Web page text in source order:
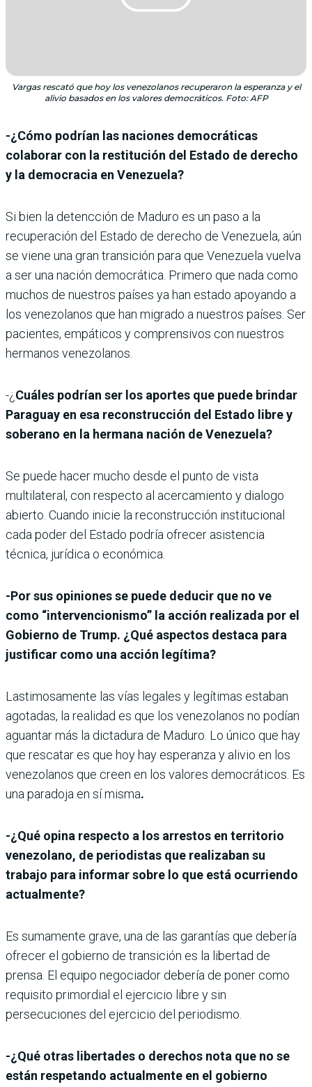
Vargas rescató que hoy los venezolanos recuperaron la esperanza y el
alivio basados en los valores democráticos. Foto: AFP
-¿Cómo podrían las naciones democráticas
colaborar con la restitución del Estado de derecho
y la democracia en Venezuela?
Si bien la detencción de Maduro es un paso a la
recuperación del Estado de derecho de Venezuela, aún
se viene una gran transición para que Venezuela vuelva
a ser una nación democrática. Primero que nada como
muchos de nuestros países ya han estado apoyando a
los venezolanos que han migrado a nuestros países. Ser
pacientes, empáticos y comprensivos con nuestros
hermanos venezolanos.
-¿ Cuáles podrían ser los aportes que puede brindar
Paraguay en esa reconstrucción del Estado libre y
soberano en la hermana nación de Venezuela?
Se puede hacer mucho desde el punto de vista
multilateral, con respecto al acercamiento y dialogo
abierto. Cuando inicie la reconstrucción institucional
cada poder del Estado podría ofrecer asistencia
técnica, jurídica o económica.
-Por sus opiniones se puede deducir que no ve
como “intervencionismo” la acción realizada por el
Gobierno de Trump. ¿Qué aspectos destaca para
justificar como una acción legítima?
Lastimosamente las vías legales y legítimas estaban
agotadas, la realidad es que los venezolanos no podían
aguantar más la dictadura de Maduro. Lo único que hay
que rescatar es que hoy hay esperanza y alivio en los
venezolanos que creen en los valores democráticos. Es
una paradoja en sí misma.
-¿Qué opina respecto a los arrestos en territorio
venezolano, de periodistas que realizaban su
trabajo para informar sobre lo que está ocurriendo
actualmente?
Es sumamente grave, una de las garantías que debería
ofrecer el gobierno de transición es la libertad de
prensa. El equipo negociador debería de poner como
requisito primordial el ejercicio libre y sin
persecuciones del ejercicio del periodismo.
-¿Qué otras libertades o derechos nota que no se
están respetando actualmente en el gobierno